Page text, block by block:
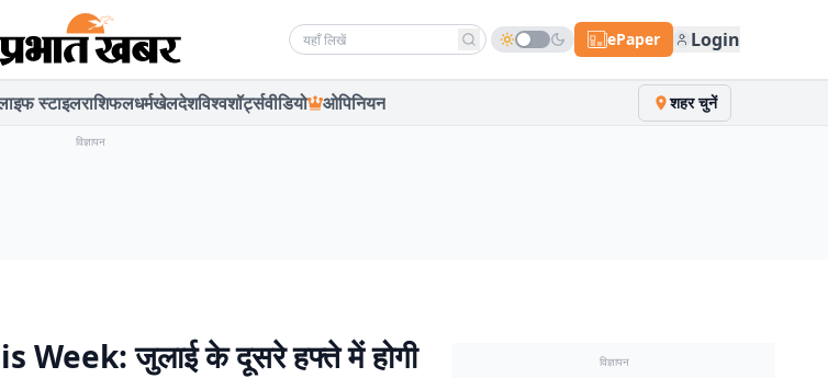
Search news ePaper Login
स्टाइलराशिफलधर्मखेलदेशविश्वशॉर्ट्सवीडियो ओपिनियन शहर चुनें
विज्ञापन
Week: जुलाई के दूसरे हफ्ते में होगी
विज्ञापन